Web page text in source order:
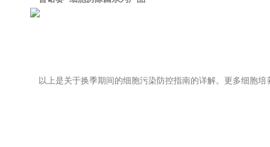
以上是关于换季期间的细胞污染防控指南的详解。更多细胞